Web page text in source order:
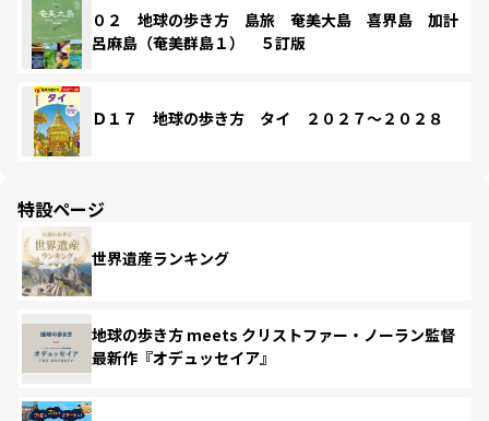
０２ 地球の歩き方 島旅 奄美大島 喜界島 加計
呂麻島（奄美群島１） ５訂版
Ｄ１７ 地球の歩き方 タイ ２０２７～２０２８
特設ページ
世界遺産ランキング
地球の歩き方 meets クリストファー・ノーラン監督
最新作『オデュッセイア』